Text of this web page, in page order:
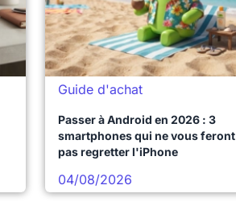
Guide d'achat
Passer à Android en 2026 : 3
smartphones qui ne vous feront
pas regretter l'iPhone
04/08/2026